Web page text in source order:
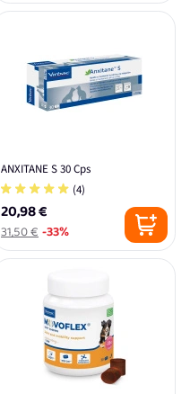
ANXITANE S 30 Cps
(4)
20,98 €
31,50 €-33%